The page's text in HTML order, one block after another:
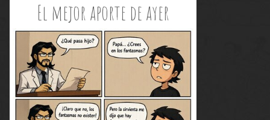
El mejor aporte de ayer